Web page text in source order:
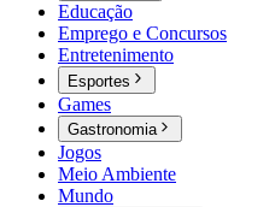
Educação
Emprego e Concursos
Entretenimento
Esportes
Games
Gastronomia
Jogos
Meio Ambiente
Mundo